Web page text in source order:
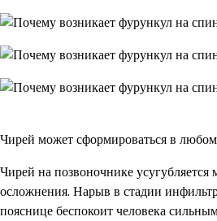
Чирей может сформироваться в любом
Чирей на позвоночнике усугубляется
осложнения. Нарыв в стадии
пояснице беспокоит человека